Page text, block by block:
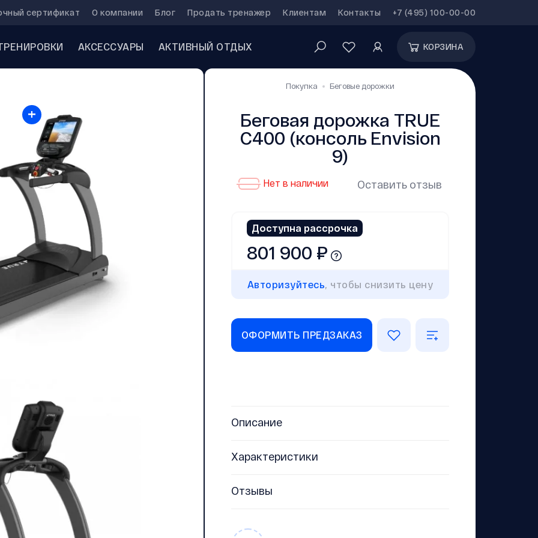
сертификат О компании Блог Продать тренажер Клиентам Контакты +7 (495) 100-00-00
АКСЕССУАРЫ АКТИВНЫЙ ОТДЫХ КОРЗИНА
+
Покупка Беговые дорожки
Беговая дорожка TRUE
C400 (консоль Envision
9)
Нет в наличии Оставить отзыв
Доступна рассрочка
801 900 ₽
Авторизуйтесь, чтобы снизить цену
ОФОРМИТЬ ПРЕДЗАКАЗ
Описание
Характеристики
Отзывы